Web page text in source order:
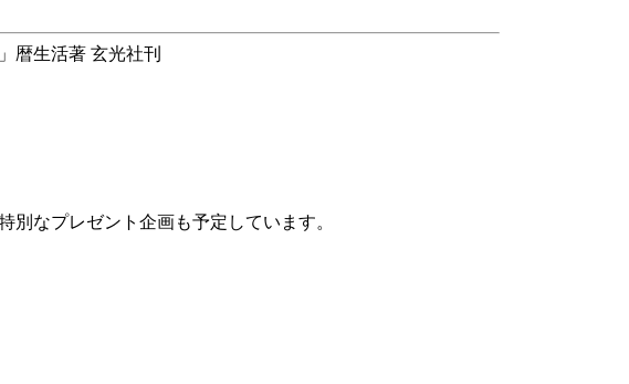
暦生活著 玄光社刊
なプレゼント企画も予定しています。